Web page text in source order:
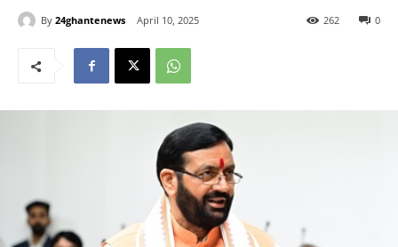
By 24ghantenews April 10, 2025 0
262